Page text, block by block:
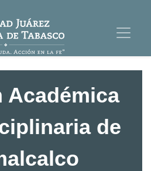
Académica
de